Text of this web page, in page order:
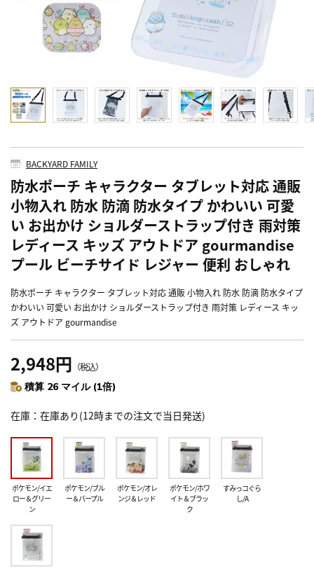
BACKYARD FAMILY
防水ポーチ キャラクター タブレット対応 通販
小物入れ 防水 防滴 防水タイプ かわいい 可愛
い お出かけ ショルダーストラップ付き 雨対策
レディース キッズ アウトドア gourmandise
プール ビーチサイド レジャー 便利 おしゃれ
防水ポーチ キャラクター タブレット対応 通販 小物入れ 防水 防滴 防水タイプ
かわいい 可愛い お出かけ ショルダーストラップ付き 雨対策 レディース キッ
ズ アウトドア gourmandise
2,948円 （税込）
積算 26 マイル (1倍)
在庫 在庫あり(12時までの注文で当日発送)
ポケモン/イエ
ロー＆グリー
ン
ポケモン/ブル
ー＆パープル
ポケモン/オレ
ンジ＆レッド
ポケモン/ホワ
イト＆ブラッ
ク
すみっコぐら
し/A